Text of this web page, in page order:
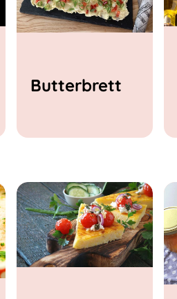
Butterbrett